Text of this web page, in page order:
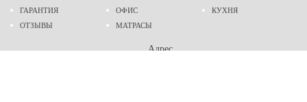
ГАРАНТИЯ
ОТЗЫВЫ
ОФИС
МАТРАСЫ
КУХНЯ
Адрес